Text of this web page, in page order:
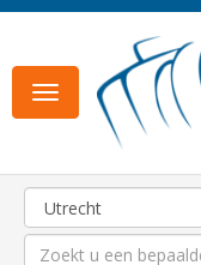
Toggle
navigation